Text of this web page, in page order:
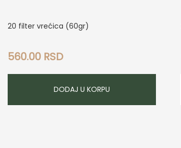
20 filter vrećica (60gr)
560.00 RSD
DODAJ U KORPU